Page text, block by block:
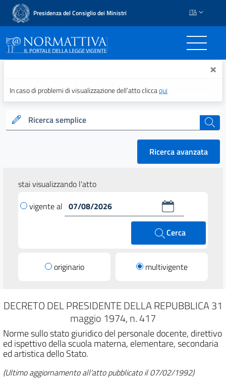
Presidenza del Consiglio dei Ministri ITA
Normattiva - Il portale ×
In caso di problemi di visualizzazione dell’atto cliccaqui
Ricerca semplice cerca
Ricerca avanzata
stai visualizzando l'atto
vigente al
Cerca
originario multivigente
DECRETO DEL PRESIDENTE DELLA REPUBBLICA 31
maggio 1974, n. 417
Norme sullo stato giuridico del personale docente, direttivo
ed ispettivo della scuola materna, elementare, secondaria
ed artistica dello Stato.
(Ultimo aggiornamento all'atto pubblicato il 07/02/1992)